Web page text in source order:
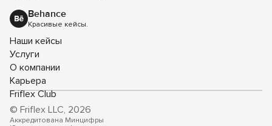
Наши кейсы
Услуги
О компании
Карьера
Friflex Club
Behance
Красивые кейсы.
Аккредитована Минцифры
© Friflex LLC, 2026